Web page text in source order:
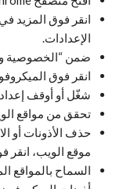
انقر فوق المزيد في
الإعدادات.
ضمن “الخصوصية
انقر فوق
شغّل أو أوقف
تحقق من مواقع
حذف الأذونات أو
موقع الويب، انقر
السماح بالمواقع